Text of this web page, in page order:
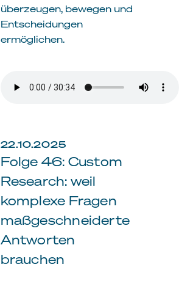
überzeugen, bewegen und
Entscheidungen
ermöglichen.
22.10.2025
Folge 46: Custom
Research: weil
komplexe Fragen
maßgeschneiderte
Antworten
brauchen